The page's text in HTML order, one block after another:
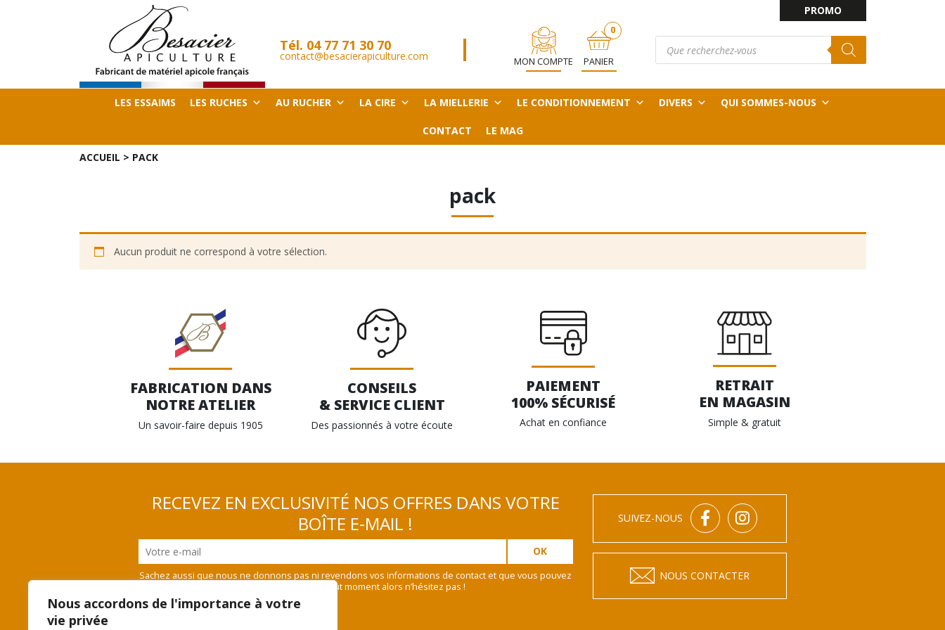
Nous accordons de l'importance à votre
vie privée
PROMO
Tél. 04 77 71 30 70
contact@besacierapiculture.com MON COMPTE
0
ARTICLE
PANIER
Recherche
produits
LES ESSAIMS LES RUCHES AU RUCHER LA CIRE LA MIELLERIE LE CONDITIONNEMENT DIVERS QUI SOMMES-NOUS
CONTACT
LE MAG
ACCUEIL > PACK
pack
Aucun produit ne correspond à votre sélection.
FABRICATION DANS
NOTRE ATELIER
Un savoir-faire depuis 1905
CONSEILS
& SERVICE CLIENT
Des passionnés à votre écoute
PAIEMENT
100% SÉCURISÉ
Achat en confiance
RETRAIT
EN MAGASIN
Simple & gratuit
RECEVEZ EN EXCLUSIVITÉ NOS OFFRES DANS VOTRE
BOÎTE E-MAIL !
Sachez aussi que nous ne donnons pas ni revendons vos informations de contact et que vous pouvez
vous désinscrire à tout moment alors n’hésitez pas !
SUIVEZ-NOUS
NOUS CONTACTER